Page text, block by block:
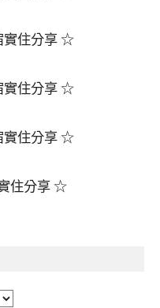
實住分享 ☆
實住分享 ☆
實住分享 ☆
住分享 ☆